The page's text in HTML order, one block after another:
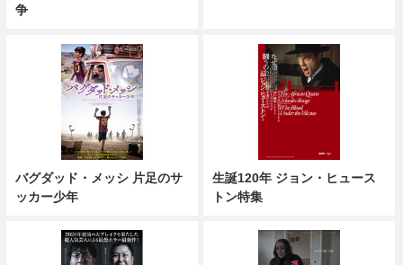
争
バグダッド・メッシ 片足のサ
ッカー少年
生誕120年 ジョン・ヒュース
トン特集